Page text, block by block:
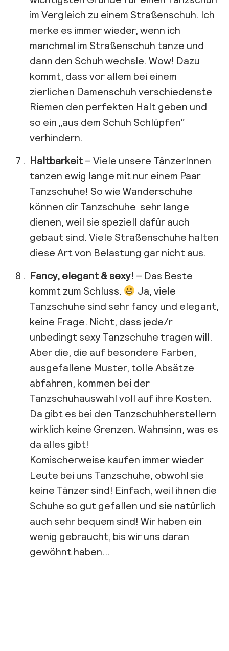
im Vergleich zu einem Straßenschuh. Ich
merke es immer wieder, wenn ich
manchmal im Straßenschuh tanze und
dann den Schuh wechsle. Wow! Dazu
kommt, dass vor allem bei einem
zierlichen Damenschuh verschiedenste
Riemen den perfekten Halt geben und
so ein „aus dem Schuh Schlüpfen“
verhindern.
Haltbarkeit– Viele unsere TänzerInnen
tanzen ewig lange mit nur einem Paar
Tanzschuhe! So wie Wanderschuhe
können dir Tanzschuhe sehr lange
dienen, weil sie speziell dafür auch
gebaut sind. Viele Straßenschuhe halten
diese Art von Belastung gar nicht aus.
Fancy, elegant & sexy! – Das Beste
kommt zum Schluss.
Ja, viele
Tanzschuhe sind sehr fancy und elegant,
keine Frage. Nicht, dass jede/r
unbedingt sexy Tanzschuhe tragen will.
Aber die, die auf besondere Farben,
ausgefallene Muster, tolle Absätze
abfahren, kommen bei der
Tanzschuhauswahl voll auf ihre Kosten.
Da gibt es bei den Tanzschuhherstellern
wirklich keine Grenzen. Wahnsinn, was es
da alles gibt!
Komischerweise kaufen immer wieder
Leute bei uns Tanzschuhe, obwohl sie
keine Tänzer sind! Einfach, weil ihnen die
Schuhe so gut gefallen und sie natürlich
auch sehr bequem sind! Wir haben ein
wenig gebraucht, bis wir uns daran
gewöhnt haben…